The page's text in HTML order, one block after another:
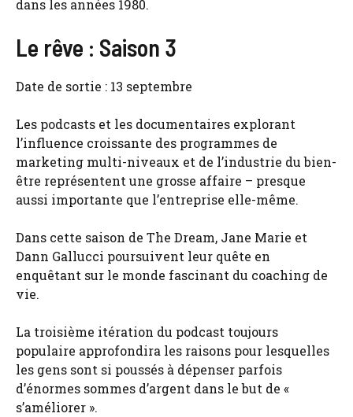
dans les années 1980.
Le rêve : Saison 3
Date de sortie : 13 septembre
Les podcasts et les documentaires explorant
l’influence croissante des programmes de
marketing multi-niveaux et de l’industrie du bien-
être représentent une grosse affaire – presque
aussi importante que l’entreprise elle-même.
Dans cette saison de The Dream, Jane Marie et
Dann Gallucci poursuivent leur quête en
enquêtant sur le monde fascinant du coaching de
vie.
La troisième itération du podcast toujours
populaire approfondira les raisons pour lesquelles
les gens sont si poussés à dépenser parfois
d’énormes sommes d’argent dans le but de «
s’améliorer ».